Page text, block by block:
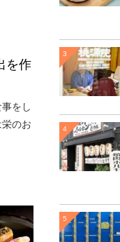
を作
をし
のお
3
4
5